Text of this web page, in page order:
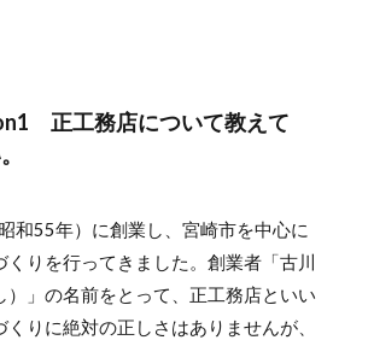
正工務店について教えて
和55年）に創業し、宮崎市を中心に
くりを行ってきました。創業者「古川
）」の名前をとって、正工務店といい
くりに絶対の正しさはありませんが、